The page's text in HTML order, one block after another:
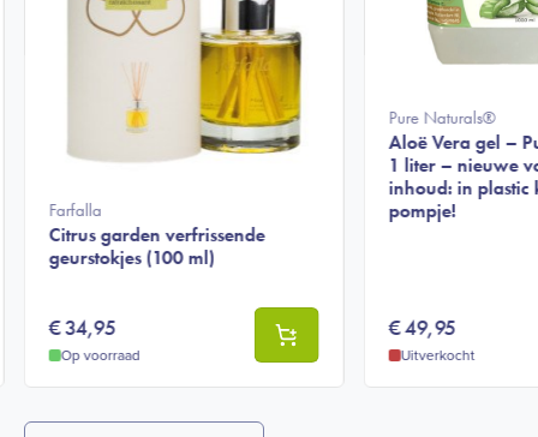
Farfalla
Citrus garden verfrissende
geurstokjes (100 ml)
€34,95
Op voorraad
Pure Naturals®
Aloë Vera gel –
1 liter – nieuwe
inhoud: in plastic
pompje!
€49,95
Uitverkocht